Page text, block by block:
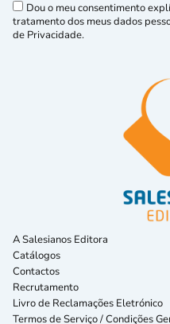
Dou o meu consentimento
tratamento dos meus dados
de Privacidade.
A Salesianos Editora
Catálogos
Contactos
Recrutamento
Livro de Reclamações Eletrónico
Termos de Serviço / Condições